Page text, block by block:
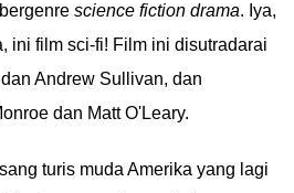
science fiction drama. Iya,
ini film sci-fi! Film ini disutradarai
Andrew Sullivan, dan
dan Matt O'Leary.
turis muda Amerika yang lagi